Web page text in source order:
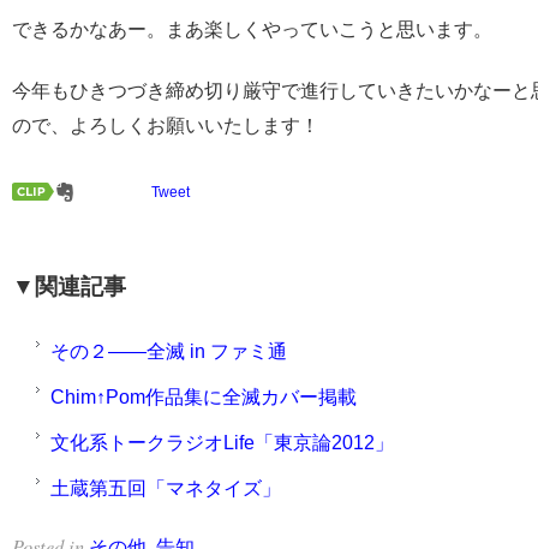
できるかなあー。まあ楽しくやっていこうと思います。
今年もひきつづき締め切り厳守で進行していきたいかなーと
ので、よろしくお願いいたします！
Tweet
▼関連記事
その２――全滅 in ファミ通
Chim↑Pom作品集に全滅カバー掲載
文化系トークラジオLife「東京論2012」
土蔵第五回「マネタイズ」